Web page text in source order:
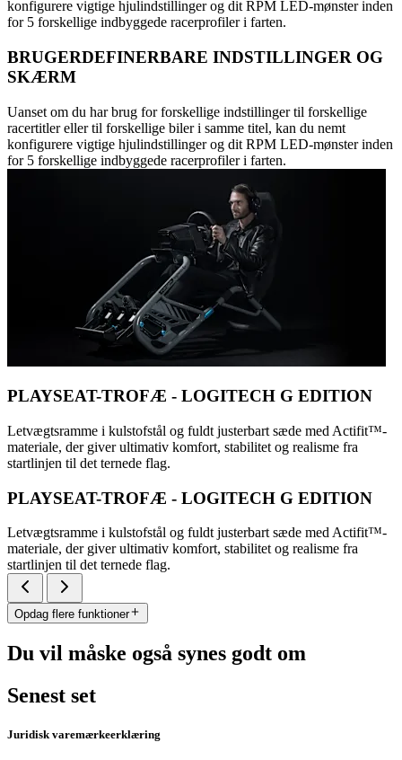
konfigurere vigtige hjulindstillinger og dit RPM LED-mønster inden
for 5 forskellige indbyggede racerprofiler i farten.
BRUGERDEFINERBARE INDSTILLINGER OG
SKÆRM
Uanset om du har brug for forskellige indstillinger til forskellige
racertitler eller til forskellige biler i samme titel, kan du nemt
konfigurere vigtige hjulindstillinger og dit RPM LED-mønster inden
for 5 forskellige indbyggede racerprofiler i farten.
PLAYSEAT-TROFÆ - LOGITECH G EDITION
Letvægtsramme i kulstofstål og fuldt justerbart sæde med Actifit™️-
materiale, der giver ultimativ komfort, stabilitet og realisme fra
startlinjen til det ternede flag.
PLAYSEAT-TROFÆ - LOGITECH G EDITION
Letvægtsramme i kulstofstål og fuldt justerbart sæde med Actifit™️-
materiale, der giver ultimativ komfort, stabilitet og realisme fra
startlinjen til det ternede flag.
Opdag flere funktioner
Du vil måske også synes godt om
Senest set
Juridisk varemærkeerklæring